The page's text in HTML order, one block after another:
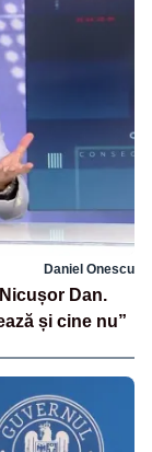
Daniel Onescu
Dan.
și cine nu”